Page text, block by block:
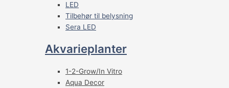
LED
Tilbehør til belysning
Sera LED
Akvarieplanter
1-2-Grow/In Vitro
Aqua Decor